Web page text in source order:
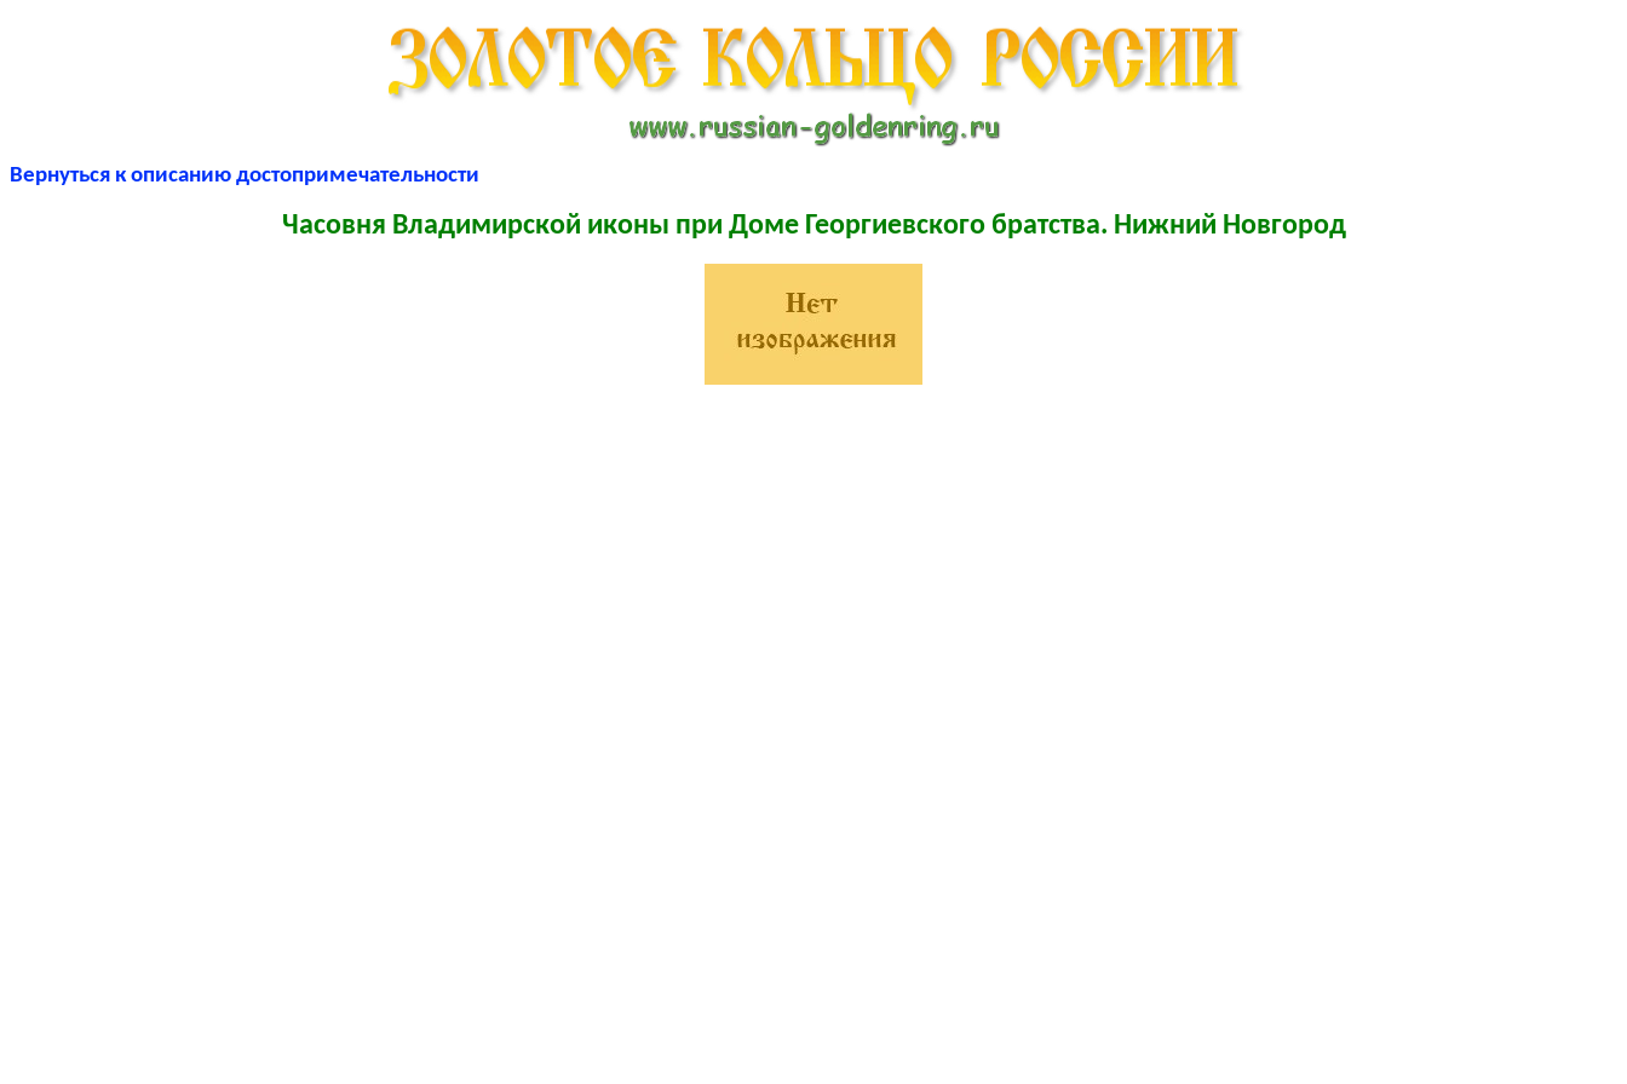
Вернуться к описанию достопримечательности
Часовня Владимирской иконы при Доме Георгиевского братства. Нижний Новгород